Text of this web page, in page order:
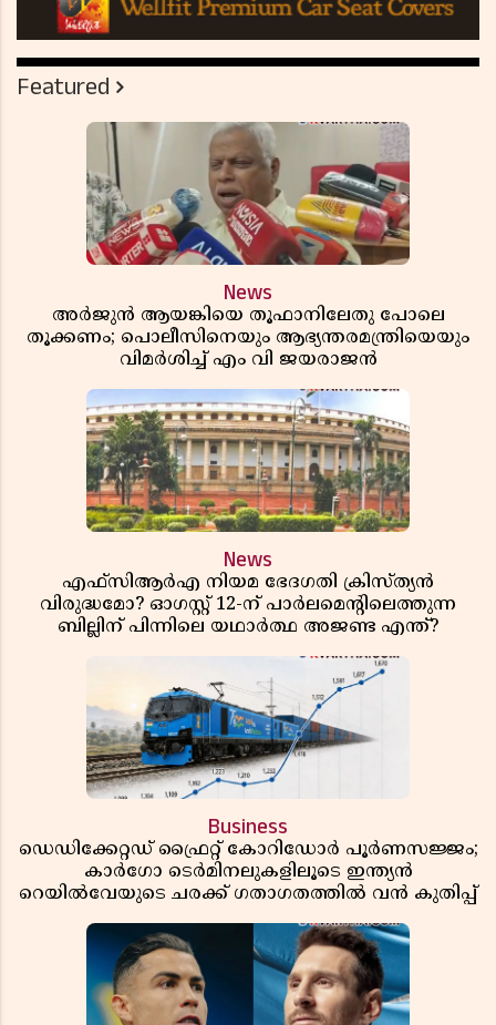
Featured
News
അർജുൻ ആയങ്കിയെ തൂഫാനിലേതു പോലെ
തൂക്കണം; പൊലീസിനെയും ആഭ്യന്തരമന്ത്രിയെയും
വിമർശിച്ച് എം വി ജയരാജൻ
News
എഫ്സിആർഎ നിയമ ഭേദഗതി ക്രിസ്ത്യൻ
വിരുദ്ധമോ? ഓഗസ്റ്റ് 12-ന് പാർലമെന്റിലെത്തുന്ന
ബില്ലിന് പിന്നിലെ യഥാർത്ഥ അജണ്ട എന്ത്?
Business
ഡെഡിക്കേറ്റഡ് ഫ്രൈറ്റ് കോറിഡോർ പൂർണസജ്ജം;
കാർഗോ ടെർമിനലുകളിലൂടെ ഇന്ത്യൻ
റെയിൽവേയുടെ ചരക്ക് ഗതാഗതത്തിൽ വൻ കുതിപ്പ്